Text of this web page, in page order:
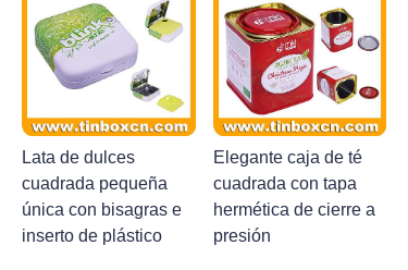
Lata de dulces
cuadrada pequeña
única con bisagras e
inserto de plástico
Elegante caja de té
cuadrada con tapa
hermética de cierre a
presión